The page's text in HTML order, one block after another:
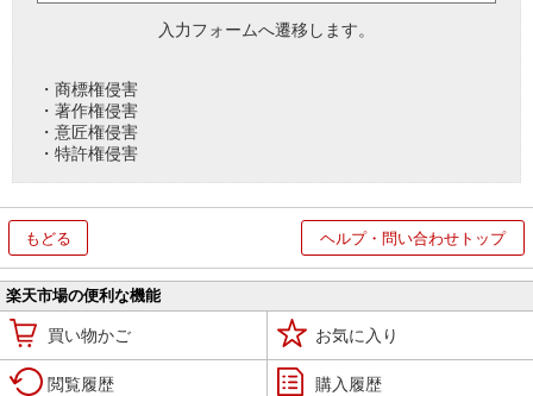
入力フォームへ遷移します。
・商標権侵害
・著作権侵害
・意匠権侵害
・特許権侵害
もどる ヘルプ・問い合わせトップ
楽天市場の便利な機能
買い物かご お気に入り
閲覧履歴 購入履歴